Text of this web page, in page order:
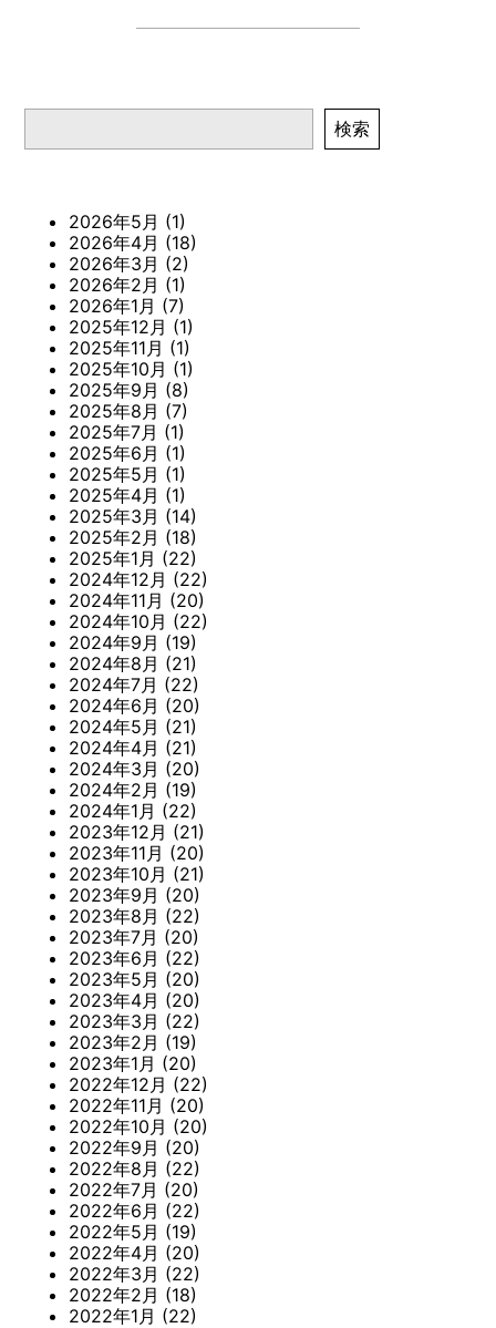
検索
検索
2026年5月 (1)
2026年4月 (18)
2026年3月 (2)
2026年2月 (1)
2026年1月 (7)
2025年12月 (1)
2025年11月 (1)
2025年10月 (1)
2025年9月 (8)
2025年8月 (7)
2025年7月 (1)
2025年6月 (1)
2025年5月 (1)
2025年4月 (1)
2025年3月 (14)
2025年2月 (18)
2025年1月 (22)
2024年12月 (22)
2024年11月 (20)
2024年10月 (22)
2024年9月 (19)
2024年8月 (21)
2024年7月 (22)
2024年6月 (20)
2024年5月 (21)
2024年4月 (21)
2024年3月 (20)
2024年2月 (19)
2024年1月 (22)
2023年12月 (21)
2023年11月 (20)
2023年10月 (21)
2023年9月 (20)
2023年8月 (22)
2023年7月 (20)
2023年6月 (22)
2023年5月 (20)
2023年4月 (20)
2023年3月 (22)
2023年2月 (19)
2023年1月 (20)
2022年12月 (22)
2022年11月 (20)
2022年10月 (20)
2022年9月 (20)
2022年8月 (22)
2022年7月 (20)
2022年6月 (22)
2022年5月 (19)
2022年4月 (20)
2022年3月 (22)
2022年2月 (18)
2022年1月 (22)